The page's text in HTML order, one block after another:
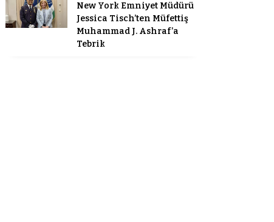
New York Emniyet Müdürü
Jessica Tisch’ten Müfettiş
Muhammad J. Ashraf’a
Tebrik